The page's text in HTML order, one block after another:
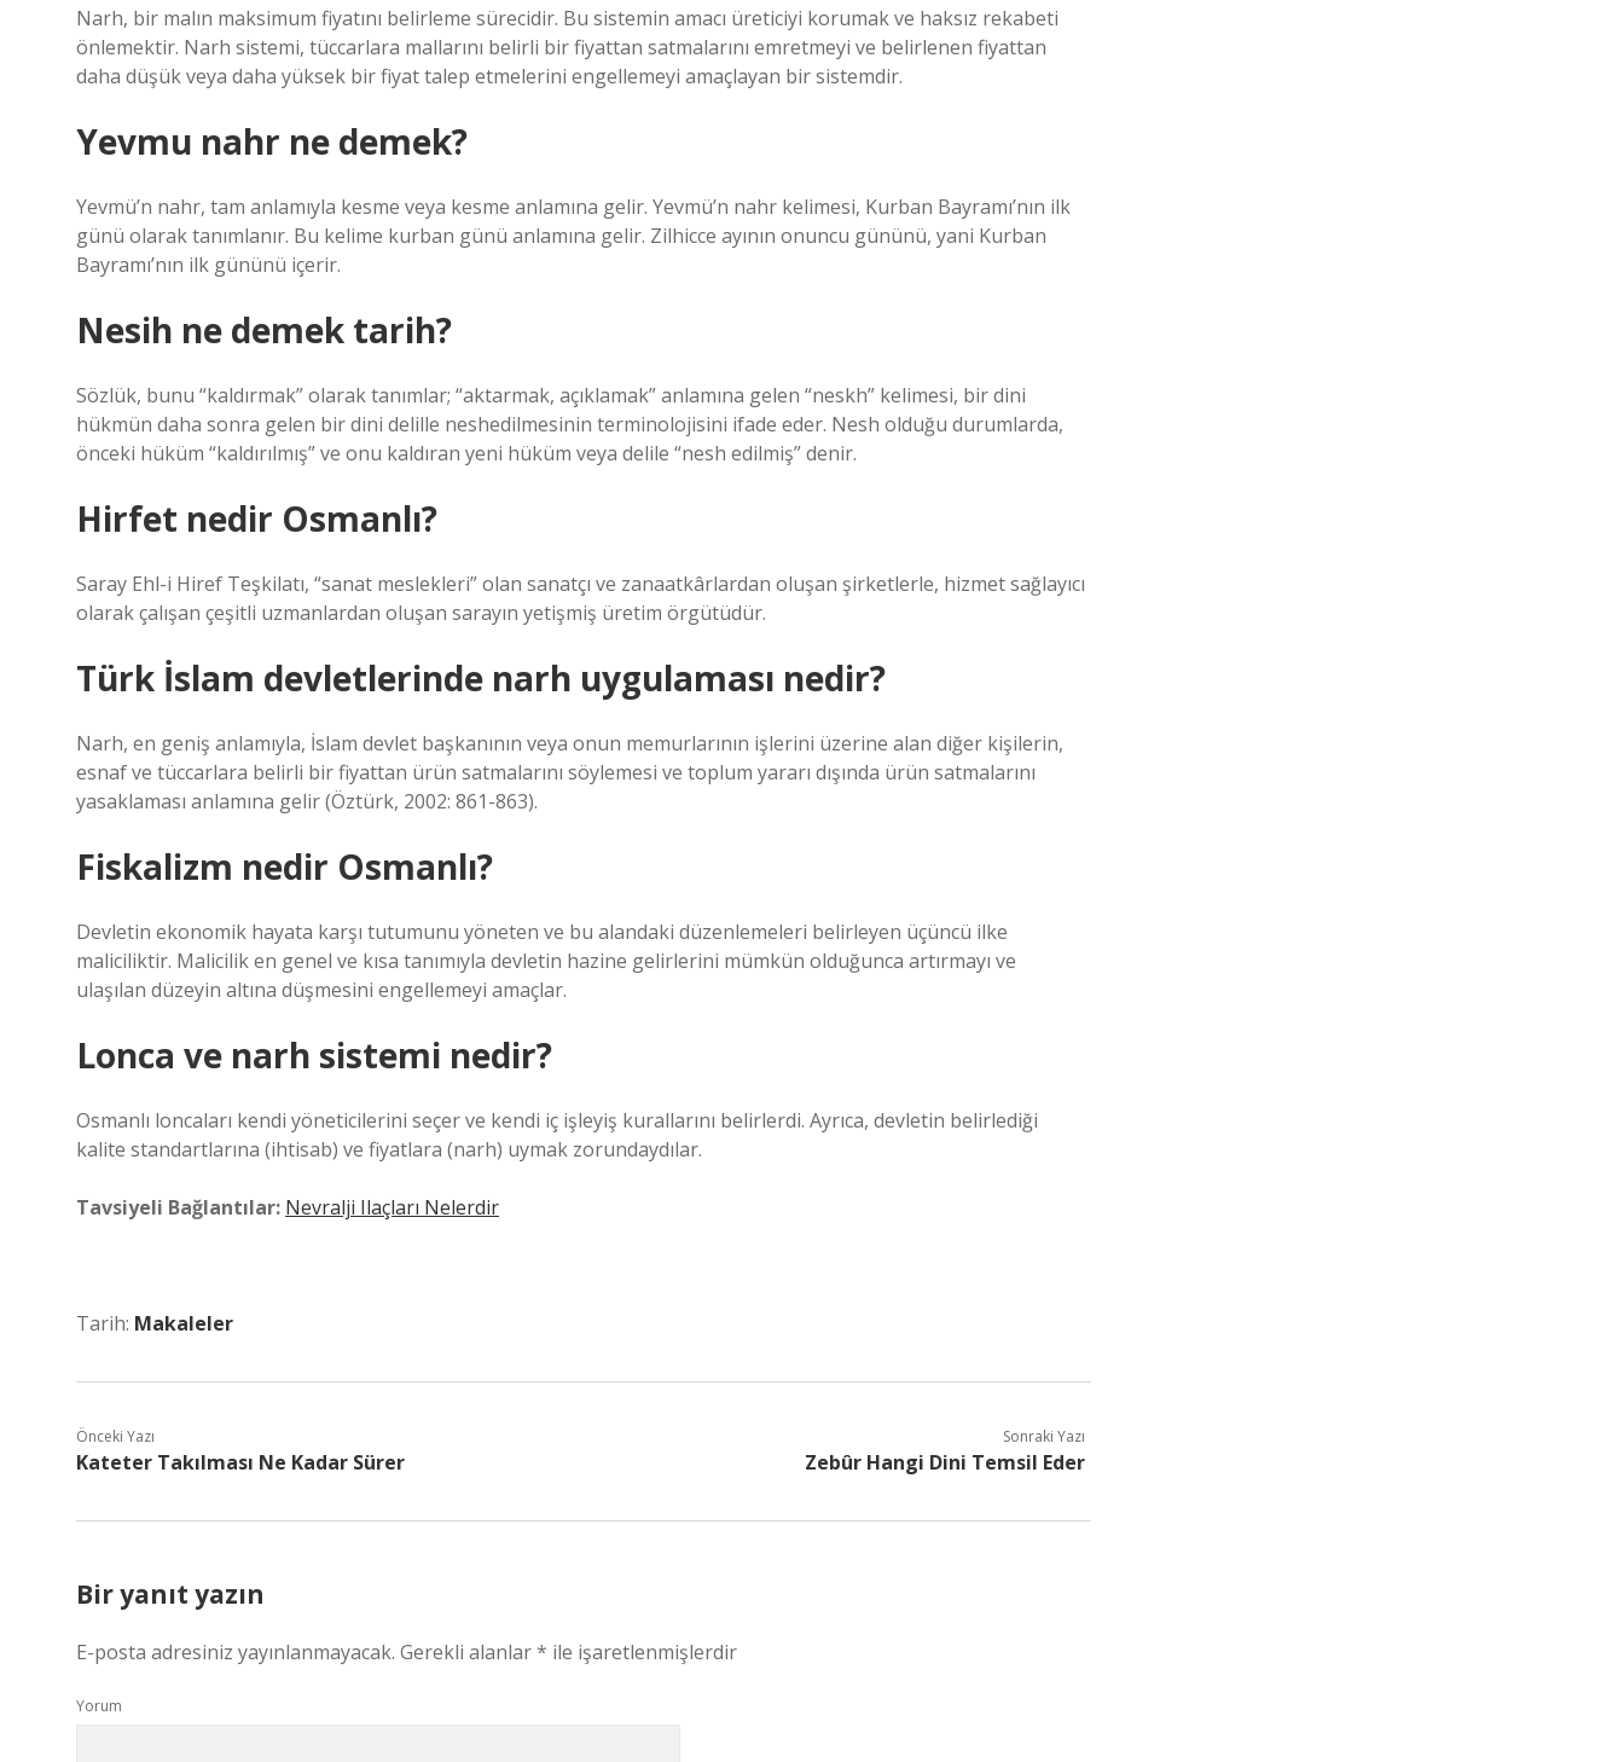
Narh, bir malın maksimum fiyatını belirleme sürecidir. Bu sistemin amacı üreticiyi korumak ve haksız rekabeti
önlemektir. Narh sistemi, tüccarlara mallarını belirli bir fiyattan satmalarını emretmeyi ve belirlenen fiyattan
daha düşük veya daha yüksek bir fiyat talep etmelerini engellemeyi amaçlayan bir sistemdir.
Yevmu nahr ne demek?
Yevmü’n nahr, tam anlamıyla kesme veya kesme anlamına gelir. Yevmü’n nahr kelimesi, Kurban Bayramı’nın ilk
günü olarak tanımlanır. Bu kelime kurban günü anlamına gelir. Zilhicce ayının onuncu gününü, yani Kurban
Bayramı’nın ilk gününü içerir.
Nesih ne demek tarih?
Sözlük, bunu “kaldırmak” olarak tanımlar; “aktarmak, açıklamak” anlamına gelen “neskh” kelimesi, bir dini
hükmün daha sonra gelen bir dini delille neshedilmesinin terminolojisini ifade eder. Nesh olduğu durumlarda,
önceki hüküm “kaldırılmış” ve onu kaldıran yeni hüküm veya delile “nesh edilmiş” denir.
Hirfet nedir Osmanlı?
Saray Ehl-i Hiref Teşkilatı, “sanat meslekleri” olan sanatçı ve zanaatkârlardan oluşan şirketlerle, hizmet sağlayıcı
olarak çalışan çeşitli uzmanlardan oluşan sarayın yetişmiş üretim örgütüdür.
Türk İslam devletlerinde narh uygulaması nedir?
Narh, en geniş anlamıyla, İslam devlet başkanının veya onun memurlarının işlerini üzerine alan diğer kişilerin,
esnaf ve tüccarlara belirli bir fiyattan ürün satmalarını söylemesi ve toplum yararı dışında ürün satmalarını
yasaklaması anlamına gelir (Öztürk, 2002: 861-863).
Fiskalizm nedir Osmanlı?
Devletin ekonomik hayata karşı tutumunu yöneten ve bu alandaki düzenlemeleri belirleyen üçüncü ilke
maliciliktir. Malicilik en genel ve kısa tanımıyla devletin hazine gelirlerini mümkün olduğunca artırmayı ve
ulaşılan düzeyin altına düşmesini engellemeyi amaçlar.
Lonca ve narh sistemi nedir?
Osmanlı loncaları kendi yöneticilerini seçer ve kendi iç işleyiş kurallarını belirlerdi. Ayrıca, devletin belirlediği
kalite standartlarına (ihtisab) ve fiyatlara (narh) uymak zorundaydılar.
Tavsiyeli Bağlantılar: Nevralji Ilaçları Nelerdir
Tarih: Makaleler
Önceki Yazı
Kateter Takılması Ne Kadar Sürer
Sonraki Yazı
Zebûr Hangi Dini Temsil Eder
Bir yanıt yazın
E-posta adresiniz yayınlanmayacak. Gerekli alanlar* ile işaretlenmişlerdir
Yorum